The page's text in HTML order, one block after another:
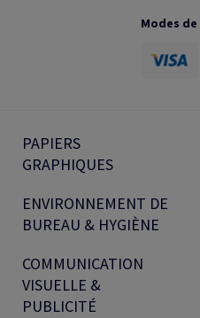
Modes
PAPIERS
GRAPHIQUES
ENVIRONNEMENT DE
BUREAU & HYGIÈNE
COMMUNICATION
VISUELLE &
PUBLICITÉ